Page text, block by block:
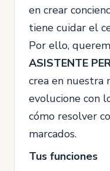
en crear
tiene cuidar el
Por ello,
ASISTENTE
crea en nuestra
evolucione con
cómo resolver
marcados.
Tus funciones